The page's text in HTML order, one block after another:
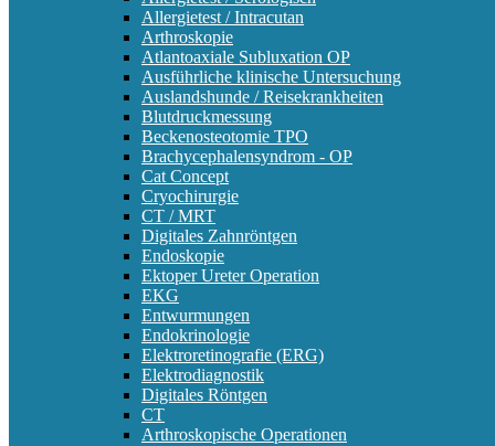
Allergietest / Intracutan
Arthroskopie
Atlantoaxiale Subluxation OP
Ausführliche klinische Untersuchung
Auslandshunde / Reisekrankheiten
Blutdruckmessung
Beckenosteotomie TPO
Brachycephalensyndrom - OP
Cat Concept
Cryochirurgie
CT / MRT
Digitales Zahnröntgen
Endoskopie
Ektoper Ureter Operation
EKG
Entwurmungen
Endokrinologie
Elektroretinografie (ERG)
Elektrodiagnostik
Digitales Röntgen
CT
Arthroskopische Operationen